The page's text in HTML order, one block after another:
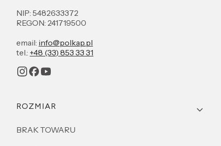
NIP: 5482633372
REGON: 241719500
email: info@polkap.pl
tel.: +48 (33) 853 33 31
Linki w stopce
ROZMIAR
BRAK TOWARU